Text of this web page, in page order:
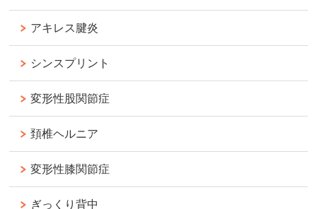
アキレス腱炎
シンスプリント
変形性股関節症
頚椎ヘルニア
変形性膝関節症
ぎっくり背中